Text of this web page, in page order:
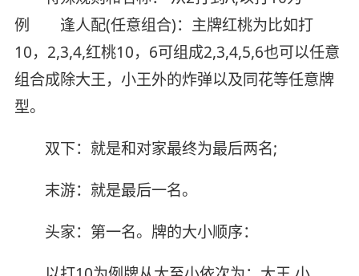
例 逢人配(任意组合)：主牌红桃为比如打
10，2,3,4,红桃10，6可组成2,3,4,5,6也可以任意
组合成除大王，小王外的炸弹以及同花等任意牌
型。
双下：就是和对家最终为最后两名;
末游：就是最后一名。
头家：第一名。牌的大小顺序：